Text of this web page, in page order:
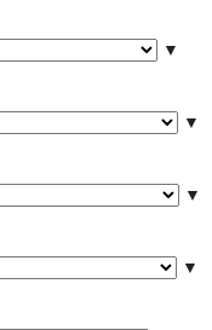
▼
▼
▼
▼